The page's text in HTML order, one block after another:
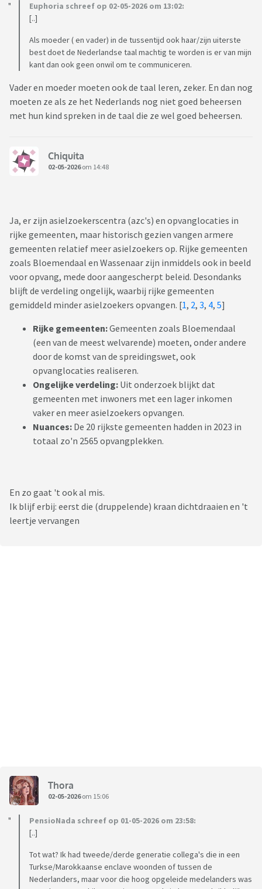
Euphoria schreef op 02-05-2026 om 13:02:
[..]
Als moeder ( en vader) in de tussentijd ook haar/zijn uiterste
best doet de Nederlandse taal machtig te worden is er van mijn
kant dan ook geen onwil om te communiceren.
Vader en moeder moeten ook de taal leren, zeker. En dan nog
moeten ze als ze het Nederlands nog niet goed beheersen
met hun kind spreken in de taal die ze wel goed beheersen.
Chiquita
02-05-2026om 14:48
Ja, er zijn asielzoekerscentra (azc's) en opvanglocaties in
rijke gemeenten, maar historisch gezien vangen armere
gemeenten relatief meer asielzoekers op. Rijke gemeenten
zoals Bloemendaal en Wassenaar zijn inmiddels ook in beeld
voor opvang, mede door aangescherpt beleid. Desondanks
blijft de verdeling ongelijk, waarbij rijke gemeenten
gemiddeld minder asielzoekers opvangen. [1, 2, 3, 4, 5]
Rijke gemeenten:Gemeenten zoals Bloemendaal
(een van de meest welvarende) moeten, onder andere
door de komst van de spreidingswet, ook
opvanglocaties realiseren.
Ongelijke verdeling: Uit onderzoek blijkt dat
gemeenten met inwoners met een lager inkomen
vaker en meer asielzoekers opvangen.
Nuances: De 20 rijkste gemeenten hadden in 2023 in
totaal zo'n 2565 opvangplekken.
En zo gaat 't ook al mis.
Ik blijf erbij: eerst die (druppelende) kraan dichtdraaien en 't
leertje vervangen
Thora
02-05-2026om 15:06
PensioNada schreef op 01-05-2026 om 23:58:
[..]
Tot wat? Ik had tweede/derde generatie collega's die in een
Turkse/Marokkaanse enclave woonden of tussen de
Nederlanders, maar voor die hoog opgeleide medelanders was